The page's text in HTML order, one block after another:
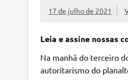
17 de julho de 2021
Leia e assine nossas
Na manhã do terceiro
autoritarismo do